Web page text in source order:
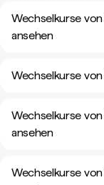
Wechselkurse
ansehen
Wechselkurse
Wechselkurse
ansehen
Wechselkurse